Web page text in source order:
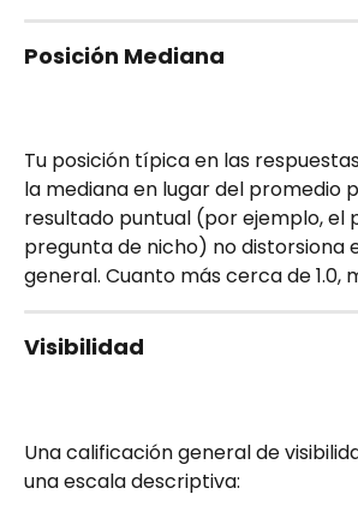
Posición Mediana
Tu posición típica en las
la mediana en lugar del promedio
resultado puntual (por ejemplo, el
pregunta de nicho) no distorsiona
general. Cuanto más cerca de 1.0,
Visibilidad
Una calificación general de
una escala descriptiva: